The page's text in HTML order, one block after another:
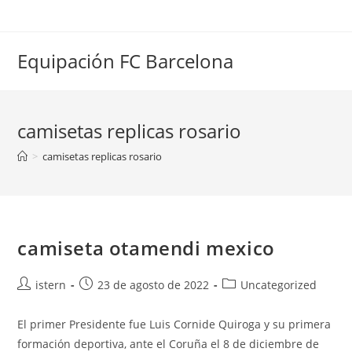
Equipación FC Barcelona
camisetas replicas rosario
> camisetas replicas rosario
camiseta otamendi mexico
Autor
la
entrada:
istern
Publicación
entrada:
23 de agosto de 2022
Categoría
la
entrada:
Uncategorized
El primer Presidente fue Luis Cornide Quiroga y su primera
formación deportiva, ante el Coruña el 8 de diciembre de